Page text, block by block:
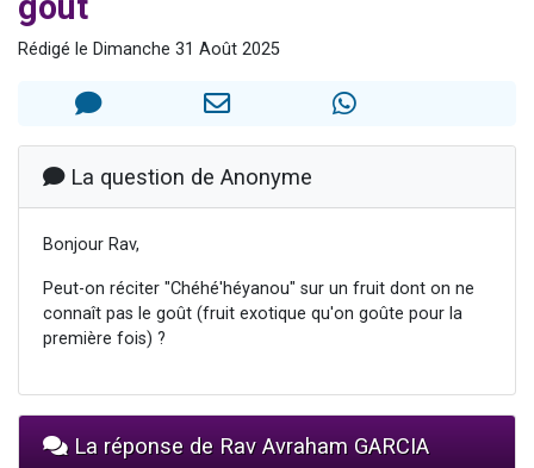
12 nouvelles musiques dans Torah-Box Music
Rédigé le Dimanche 31 Août 2025
La question de Anonyme
Bonjour Rav,
Peut-on réciter "Chéhé'héyanou" sur un fruit dont on ne
connaît pas le goût (fruit exotique qu'on goûte pour la
première fois) ?
La réponse de Rav Avraham GARCIA